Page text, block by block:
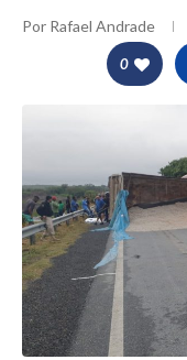
Por Rafael Andrade
0